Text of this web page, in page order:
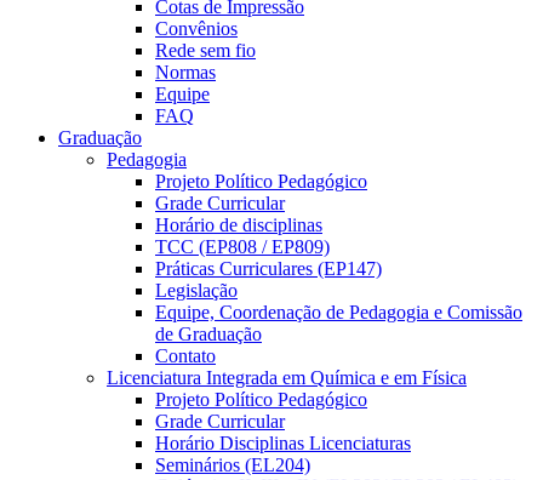
Cotas de Impressão
Convênios
Rede sem fio
Normas
Equipe
FAQ
Graduação
Pedagogia
Projeto Político Pedagógico
Grade Curricular
Horário de disciplinas
TCC (EP808 / EP809)
Práticas Curriculares (EP147)
Legislação
Equipe, Coordenação de Pedagogia e Comissão
de Graduação
Contato
Licenciatura Integrada em Química e em Física
Projeto Político Pedagógico
Grade Curricular
Horário Disciplinas Licenciaturas
Seminários (EL204)